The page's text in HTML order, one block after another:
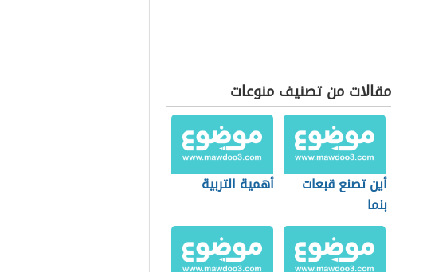
مقالات من تصنيف منوعات
أين تصنع قبعات
بنما
أهمية التربية